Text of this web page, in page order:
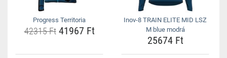
Progress Territoria
42315 Ft41967 Ft
Inov-8 TRAIN ELITE MID LSZ
M blue modrá
25674 Ft